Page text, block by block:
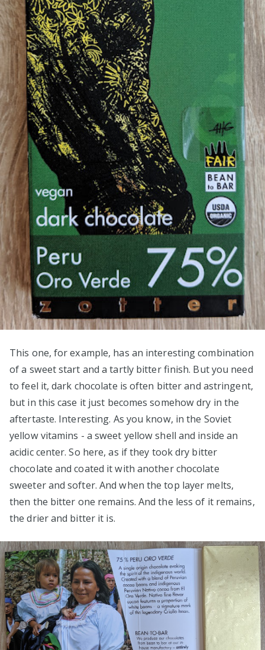
This one, for example, has an interesting combination
of a sweet start and a tartly bitter finish. But you need
to feel it, dark chocolate is often bitter and astringent,
but in this case it just becomes somehow dry in the
aftertaste. Interesting. As you know, in the Soviet
yellow vitamins - a sweet yellow shell and inside an
acidic center. So here, as if they took dry bitter
chocolate and coated it with another chocolate
sweeter and softer. And when the top layer melts,
then the bitter one remains. And the less of it remains,
the drier and bitter it is.